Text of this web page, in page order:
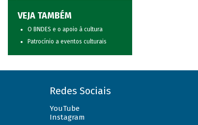
VEJA TAMBÉM
O BNDES e o apoio à cultura
Patrocínio a eventos culturais
Redes Sociais
YouTube
Instagram